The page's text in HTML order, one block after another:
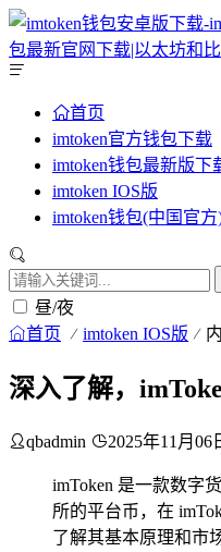
首页
imtoken官方钱包下载
imtoken钱包最新版下
imtoken IOS版
imtoken钱包(中国官方
昼/夜
首页 imtoken IOS版
深入了解，
qbadmin 2025年11月06
imToken 是一款数字
所的平台币，在
了解其基本原理和市